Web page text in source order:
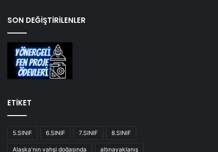
SON DEĞİŞTİRİLENLER
ETİKET
5.SINIF 6.SINIF 7.SINIF 8.SINIF
Alaska'nın vahşi doğasında altınayaklanış